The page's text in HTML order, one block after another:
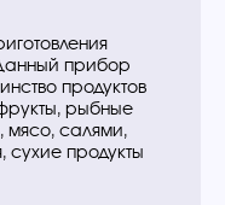
прибор
продуктов
рыбные
мясо, салями,
сухие продукты